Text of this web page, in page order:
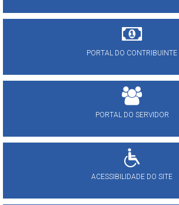
PORTAL DO CONTRIBUINTE
PORTAL DO SERVIDOR
ACESSIBILIDADE DO SITE